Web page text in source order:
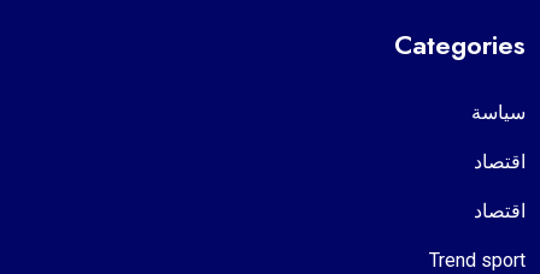
Categories
سياسة
اقتصاد
اقتصاد
Trend sport